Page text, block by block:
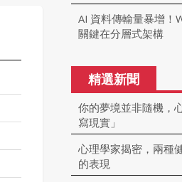
AI 資料傳輸量暴增！
關鍵在分層式架構
精選新聞
你的夢境並非隨機，
寫現實」
心理學家揭密，兩種
的表現